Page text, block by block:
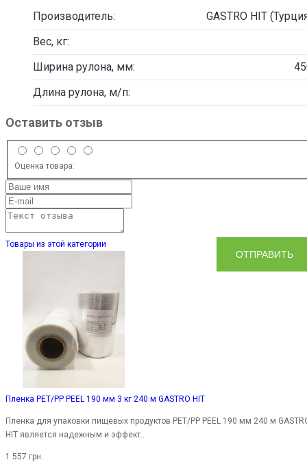
Производитель:
GASTRO HIT
Вес, кг:
Ширина рулона, мм:
Длина рулона, м/п:
Оставить отзыв
Оценка товара:
ОТПРАВИТЬ
Товары из этой категории
Пленка PET/PP PEEL 190 мм 3 кг 240 м GASTRO HIT
Пленка для упаковки пищевых продуктов PET/PP PEEL 190 мм 240 м
HIT является надежным и эффект..
1 557 грн.